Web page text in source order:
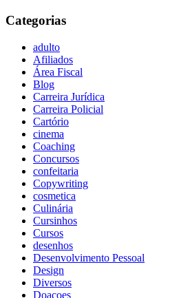
Categorias
adulto
Afiliados
Área Fiscal
Blog
Carreira Jurídica
Carreira Policial
Cartório
cinema
Coaching
Concursos
confeitaria
Copywriting
cosmetica
Culinária
Cursinhos
Cursos
desenhos
Desenvolvimento Pessoal
Design
Diversos
Doaçoes